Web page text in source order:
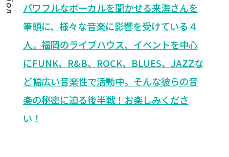
パワフルなボーカルを聞かせる来海さんを
筆頭に、様々な音楽に影響を受けている４
人。福岡のライブハウス、イベントを中心
にFUNK、R&B、ROCK、BLUES、JAZZな
ど幅広い音楽性で活動中。そんな彼らの音
楽の秘密に迫る後半戦！お楽しみくださ
い！